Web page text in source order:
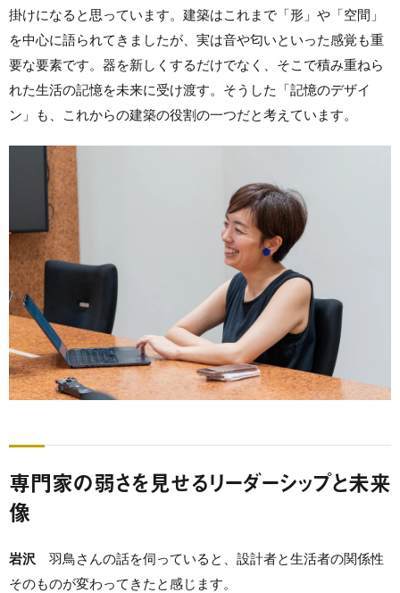
掛けになると思っています。建築はこれまで「形」や「空間」
を中心に語られてきましたが、実は音や匂いといった感覚も重
要な要素です。器を新しくするだけでなく、そこで積み重ねら
れた生活の記憶を未来に受け渡す。そうした「記憶のデザイ
ン」も、これからの建築の役割の一つだと考えています。
専門家の弱さを見せるリーダーシップと未来
像
岩沢 羽鳥さんの話を伺っていると、設計者と生活者の関係性
そのものが変わってきたと感じます。